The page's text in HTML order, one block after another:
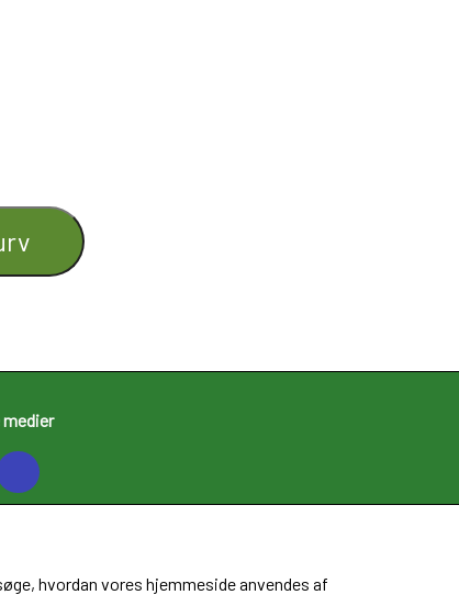
hvordan vores hjemmeside anvendes af